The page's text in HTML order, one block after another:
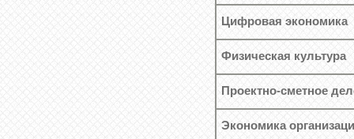
Цифровая экономика
Физическая культура
Проектно-сметное
Экономика